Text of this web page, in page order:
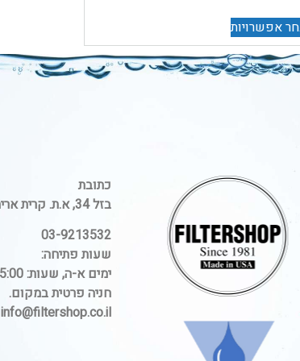
אפשרויות
כתובת
בזל 34, א.ת. קרית אריה, פתח תקווה.
03-9213532
שעות פתיחה:
ימים א-ה, שעות: 8:30-15:00
חניה פרטית במקום.
info@filtershop.co.il